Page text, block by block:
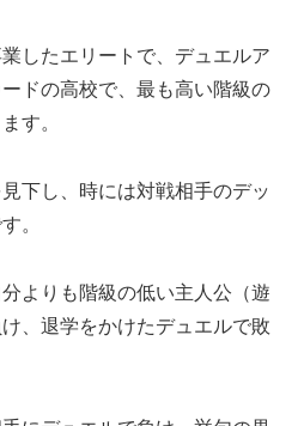
したエリートで、デュエルア
ドの高校で、最も高い階級の
す。
下し、時には対戦相手のデッ
。
よりも階級の低い主人公（遊
、退学をかけたデュエルで敗